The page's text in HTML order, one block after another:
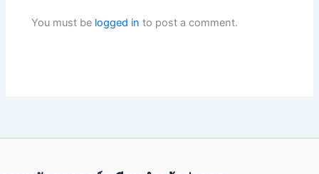
You must be logged in to post a comment.